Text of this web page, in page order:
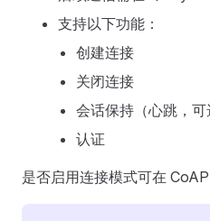
支持以下功能：
创建连接
关闭连接
会话保持（心跳，可
认证
是否启用连接模式可在